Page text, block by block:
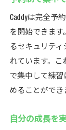
Caddyは完全予
を開始できま
るセキュリテ
れています。
で集中して練
めることができ
自分の成長を